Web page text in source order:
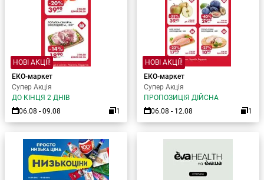
НОВІ АКЦІЇ!
ЕКО-маркет
Супер Акція
ДО КІНЦЯ 2 ДНІВ
06.08 - 09.08
1
НОВІ АКЦІЇ!
ЕКО-маркет
Супер Акція
ПРОПОЗИЦІЯ ДІЙСНА
06.08 - 12.08
1